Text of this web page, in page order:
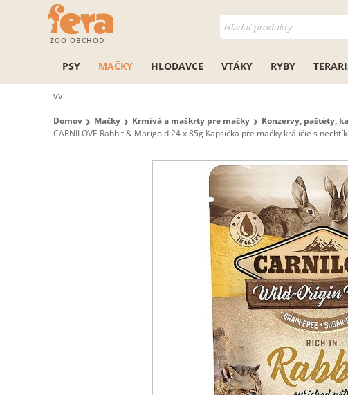
ZOO OBCHOD
PSY MAČKY HLODAVCE VTÁKY RYBY
vv
Domov Mačky Krmivá a maškrty pre mačky
Konzervy, paštéty,
CARNILOVE Rabbit & Marigold 24 x 85g Kapsička pre mačky králičie s